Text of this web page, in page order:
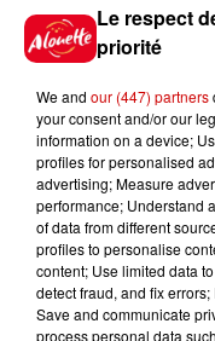
de
Le respect
priorité
We and our (447) partners
your consent and/or our
information on a device;
profiles for personalised
advertising; Measure
performance; Understand
of data from different
profiles to personalise
content; Use limited data
detect fraud, and fix
Save and communicate
process personal data